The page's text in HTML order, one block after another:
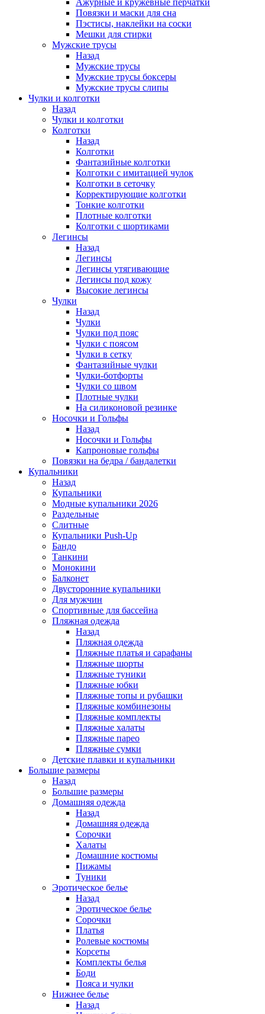
Ажурные и кружевные перчатки
Повязки и маски для сна
Пэстисы, наклейки на соски
Мешки для стирки
Мужские трусы
Назад
Мужские трусы
Мужские трусы боксеры
Мужские трусы слипы
Чулки и колготки
Назад
Чулки и колготки
Колготки
Назад
Колготки
Фантазийные колготки
Колготки с имитацией чулок
Колготки в сеточку
Корректирующие колготки
Тонкие колготки
Плотные колготки
Колготки с шортиками
Легинсы
Назад
Легинсы
Легинсы утягивающие
Легинсы под кожу
Высокие легинсы
Чулки
Назад
Чулки
Чулки под пояс
Чулки с поясом
Чулки в сетку
Фантазийные чулки
Чулки-ботфорты
Чулки со швом
Плотные чулки
На силиконовой резинке
Носочки и Гольфы
Назад
Носочки и Гольфы
Капроновые гольфы
Повязки на бедра / бандалетки
Купальники
Назад
Купальники
Модные купальники 2026
Раздельные
Слитные
Купальники Push-Up
Бандо
Танкини
Монокини
Балконет
Двусторонние купальники
Для мужчин
Спортивные для бассейна
Пляжная одежда
Назад
Пляжная одежда
Пляжные платья и сарафаны
Пляжные шорты
Пляжные туники
Пляжные юбки
Пляжные топы и рубашки
Пляжные комбинезоны
Пляжные комплекты
Пляжные халаты
Пляжные парео
Пляжные сумки
Детские плавки и купальники
Большие размеры
Назад
Большие размеры
Домашняя одежда
Назад
Домашняя одежда
Сорочки
Халаты
Домашние костюмы
Пижамы
Туники
Эротическое белье
Назад
Эротическое белье
Сорочки
Платья
Ролевые костюмы
Корсеты
Комплекты белья
Боди
Пояса и чулки
Нижнее белье
Назад